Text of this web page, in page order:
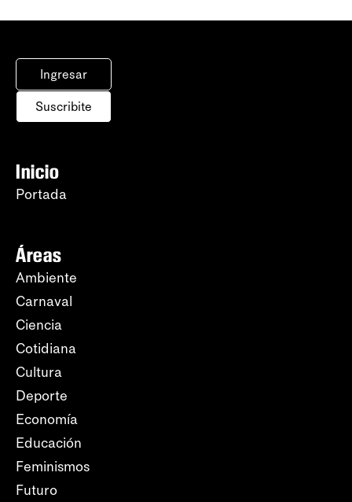
Ingresar
Suscribite
Inicio
Portada
Áreas
Ambiente
Carnaval
Ciencia
Cotidiana
Cultura
Deporte
Economía
Educación
Feminismos
Futuro